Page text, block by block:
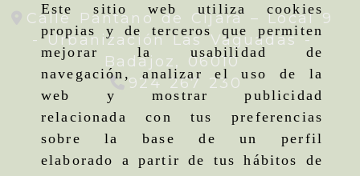
Este sitio web utiliza cookies
propias y de terceros que permiten
mejorar la usabilidad de
navegación, analizar el uso de la
web y mostrar publicidad
relacionada con tus preferencias
sobre la base de un perfil
elaborado a partir de tus hábitos de
Calle Pantano de Cijara – Local 9
- Urbanización Las Vaguadas -
Badajoz, 06010
924 267 230